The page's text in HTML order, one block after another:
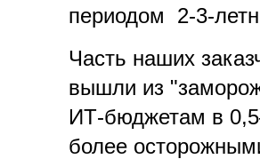
периодом 2-3-
Часть наших
вышли из
ИТ-бюджетам в
более